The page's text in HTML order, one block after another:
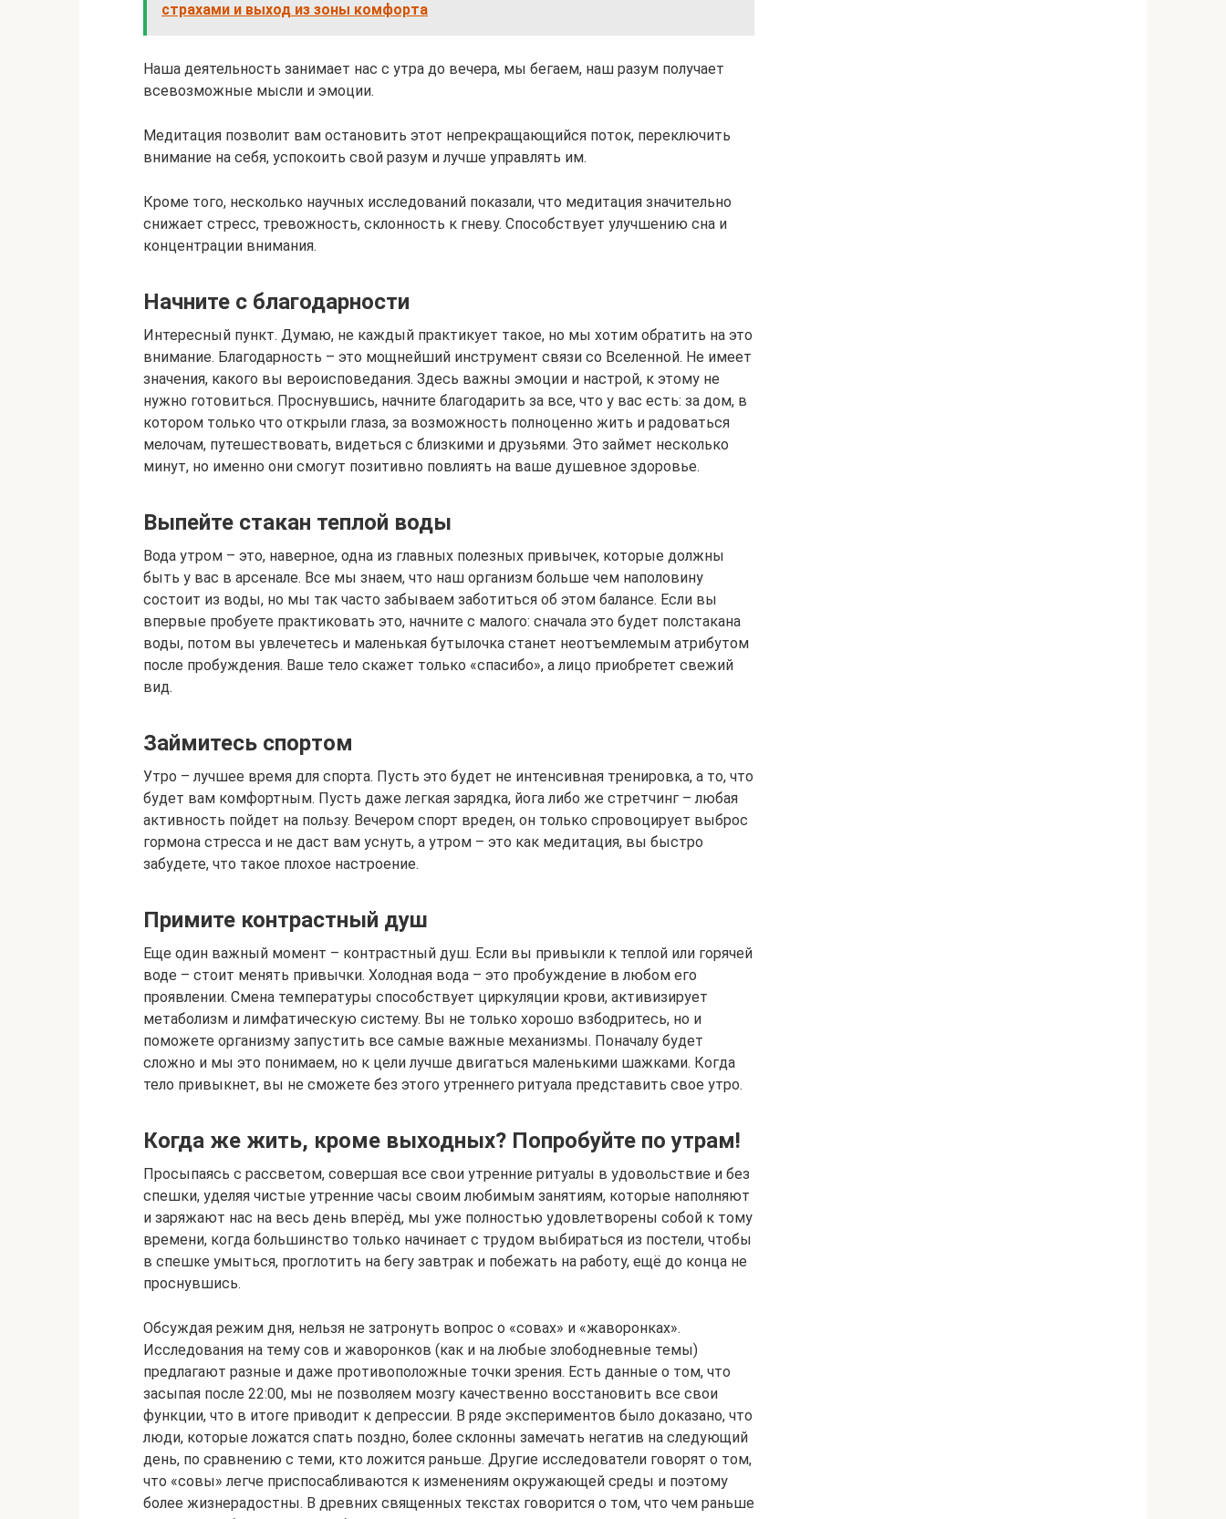
страхами и выход из зоны комфорта
Наша деятельность занимает нас с утра до вечера, мы бегаем, наш разум получает
всевозможные мысли и эмоции.
Медитация позволит вам остановить этот непрекращающийся поток, переключить
внимание на себя, успокоить свой разум и лучше управлять им.
Кроме того, несколько научных исследований показали, что медитация значительно
снижает стресс, тревожность, склонность к гневу. Способствует улучшению сна и
концентрации внимания.
Начните с благодарности
Интересный пункт. Думаю, не каждый практикует такое, но мы хотим обратить на это
внимание. Благодарность – это мощнейший инструмент связи со Вселенной. Не имеет
значения, какого вы вероисповедания. Здесь важны эмоции и настрой, к этому не
нужно готовиться. Проснувшись, начните благодарить за все, что у вас есть: за дом, в
котором только что открыли глаза, за возможность полноценно жить и радоваться
мелочам, путешествовать, видеться с близкими и друзьями. Это займет несколько
минут, но именно они смогут позитивно повлиять на ваше душевное здоровье.
Выпейте стакан теплой воды
Вода утром – это, наверное, одна из главных полезных привычек, которые должны
быть у вас в арсенале. Все мы знаем, что наш организм больше чем наполовину
состоит из воды, но мы так часто забываем заботиться об этом балансе. Если вы
впервые пробуете практиковать это, начните с малого: сначала это будет полстакана
воды, потом вы увлечетесь и маленькая бутылочка станет неотъемлемым атрибутом
после пробуждения. Ваше тело скажет только «спасибо», а лицо приобретет свежий
вид.
Займитесь спортом
Утро – лучшее время для спорта. Пусть это будет не интенсивная тренировка, а то, что
будет вам комфортным. Пусть даже легкая зарядка, йога либо же стретчинг – любая
активность пойдет на пользу. Вечером спорт вреден, он только спровоцирует выброс
гормона стресса и не даст вам уснуть, а утром – это как медитация, вы быстро
забудете, что такое плохое настроение.
Примите контрастный душ
Еще один важный момент – контрастный душ. Если вы привыкли к теплой или горячей
воде – стоит менять привычки. Холодная вода – это пробуждение в любом его
проявлении. Смена температуры способствует циркуляции крови, активизирует
метаболизм и лимфатическую систему. Вы не только хорошо взбодритесь, но и
поможете организму запустить все самые важные механизмы. Поначалу будет
сложно и мы это понимаем, но к цели лучше двигаться маленькими шажками. Когда
тело привыкнет, вы не сможете без этого утреннего ритуала представить свое утро.
Когда же жить, кроме выходных? Попробуйте по утрам!
Просыпаясь с рассветом, совершая все свои утренние ритуалы в удовольствие и без
спешки, уделяя чистые утренние часы своим любимым занятиям, которые наполняют
и заряжают нас на весь день вперёд, мы уже полностью удовлетворены собой к тому
времени, когда большинство только начинает с трудом выбираться из постели, чтобы
в спешке умыться, проглотить на бегу завтрак и побежать на работу, ещё до конца не
проснувшись.
Обсуждая режим дня, нельзя не затронуть вопрос о «совах» и «жаворонках».
Исследования на тему сов и жаворонков (как и на любые злободневные темы)
предлагают разные и даже противоположные точки зрения. Есть данные о том, что
засыпая после 22:00, мы не позволяем мозгу качественно восстановить все свои
функции, что в итоге приводит к депрессии. В ряде экспериментов было доказано, что
люди, которые ложатся спать поздно, более склонны замечать негатив на следующий
день, по сравнению с теми, кто ложится раньше. Другие исследователи говорят о том,
что «совы» легче приспосабливаются к изменениям окружающей среды и поэтому
более жизнерадостны. В древних священных текстах говорится о том, что чем раньше